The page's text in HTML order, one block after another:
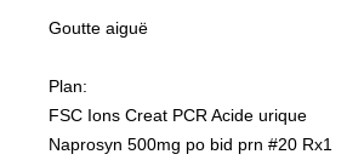
Goutte aiguë
Plan:
FSC Ions Creat PCR Acide urique
Naprosyn 500mg po bid prn #20 Rx1